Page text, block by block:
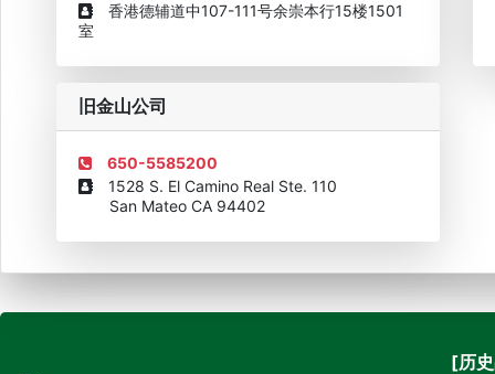
香港德辅道中107-111号余崇本行15楼1501
室
旧金山公司
650-5585200
1528 S. El Camino Real Ste. 110
San Mateo CA 94402
[历